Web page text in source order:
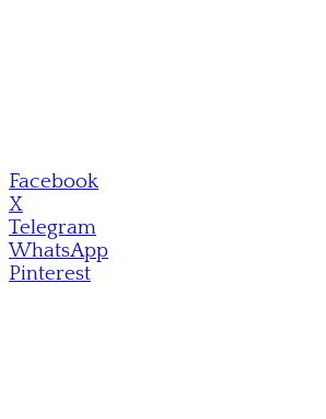
Facebook
X
Telegram
WhatsApp
Pinterest